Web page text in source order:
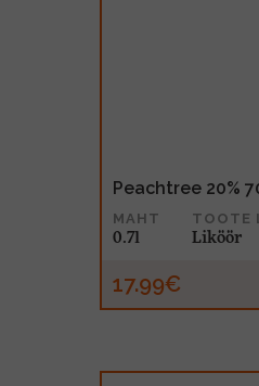
Peachtree 20%
MAHT
0.7l
TOOTE
Liköör
17.99€